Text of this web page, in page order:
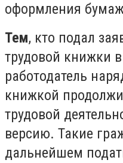
оформления
Тем, кто подал
трудовой книжки
работодатель
книжкой
трудовой
версию. Такие
дальнейшем